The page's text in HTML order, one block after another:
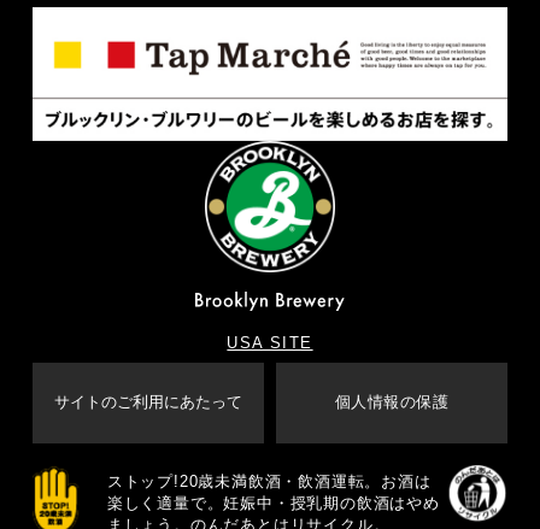
サイトのご利用にあたって 個人情報の保護
USA SITE
ストップ!20歳未満飲酒・飲酒運転。お酒は
楽しく適量で。妊娠中・授乳期の飲酒はやめ
ましょう。のんだあとはリサイクル。